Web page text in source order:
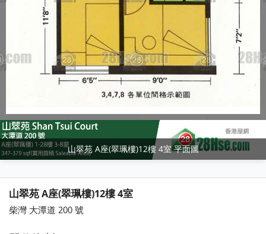
山翠苑 A座(翠珮樓)12樓 4室 平面圖
山翠苑 A座(翠珮樓)12樓 4室
柴灣 大潭道 200 號